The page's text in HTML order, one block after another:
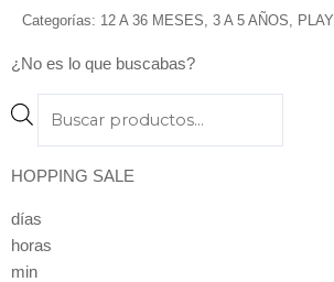
Categorías: 12 A 36 MESES 3 A 5 AÑOS PLAY
¿No es lo que buscabas?
search
HOPPING SALE
días
horas
min